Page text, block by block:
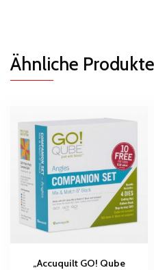
Ähnliche Produkte
„Accuquilt GO! Qube